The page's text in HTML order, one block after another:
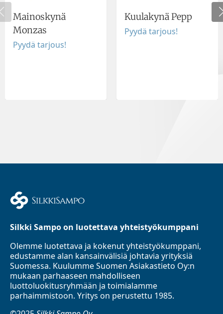
Mainoskynä
Monzas
Pyydä tarjous!
Kuulakynä Pepp
Pyydä tarjous!
Silkki Sampo on luotettava yhteistyökumppani
Olemme luotettava ja kokenut yhteistyökumppani,
edustamme alan kansainvälisiä johtavia yrityksiä
Suomessa. Kuulumme Suomen Asiakastieto Oy:n
mukaan parhaaseen mahdolliseen
luottoluokitusryhmään ja toimialamme
parhaimmistoon. Yritys on perustettu 1985.